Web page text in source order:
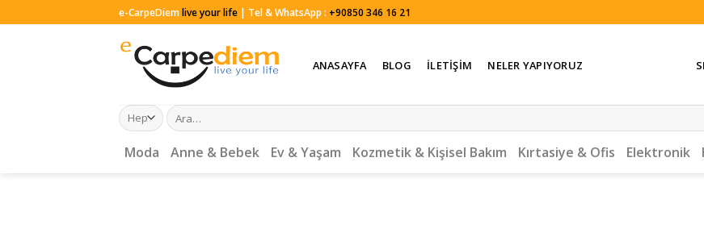
to
e-CarpeDiemlive your life | Tel & WhatsApp : +90850 346 16 21
ANASAYFA BLOG İLETIŞIM NELER YAPIYORUZ
Ara:
Moda Anne & Bebek Ev & Yaşam Kozmetik & Kişisel Bakım Kırtasiye & Ofis Elektronik